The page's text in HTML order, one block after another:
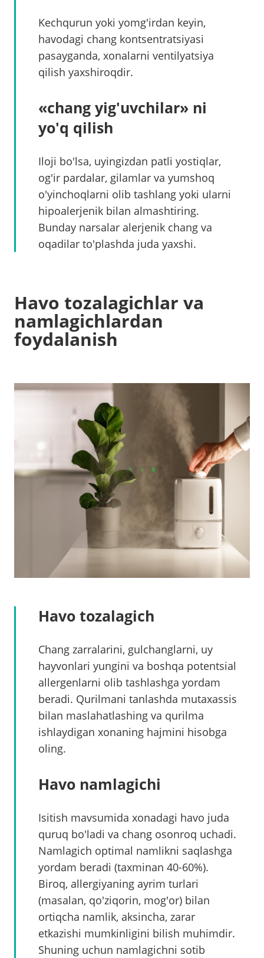
Kechqurun yoki yomg'irdan keyin,
havodagi chang kontsentratsiyasi
pasayganda, xonalarni ventilyatsiya
qilish yaxshiroqdir.
«chang yig'uvchilar» ni
yo'q qilish
Iloji bo'lsa, uyingizdan patli yostiqlar,
og'ir pardalar, gilamlar va yumshoq
o'yinchoqlarni olib tashlang yoki ularni
hipoalerjenik bilan almashtiring.
Bunday narsalar alerjenik chang va
oqadilar to'plashda juda yaxshi.
Havo tozalagichlar va
namlagichlardan
foydalanish
Havo tozalagich
Chang zarralarini, gulchanglarni, uy
hayvonlari yungini va boshqa potentsial
allergenlarni olib tashlashga yordam
beradi. Qurilmani tanlashda mutaxassis
bilan maslahatlashing va qurilma
ishlaydigan xonaning hajmini hisobga
oling.
Havo namlagichi
Isitish mavsumida xonadagi havo juda
quruq bo'ladi va chang osonroq uchadi.
Namlagich optimal namlikni saqlashga
yordam beradi (taxminan 40-60%).
Biroq, allergiyaning ayrim turlari
(masalan, qo'ziqorin, mog'or) bilan
ortiqcha namlik, aksincha, zarar
etkazishi mumkinligini bilish muhimdir.
Shuning uchun namlagichni sotib